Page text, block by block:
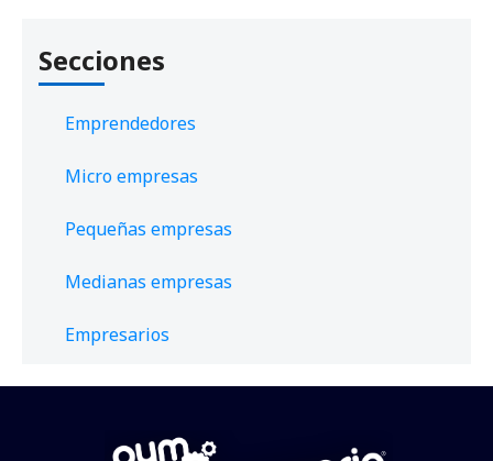
Secciones
Emprendedores
Micro empresas
Pequeñas empresas
Medianas empresas
Empresarios